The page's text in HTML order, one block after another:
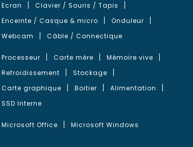
Ecran
Clavier / Souris / Tapis
Enceinte / Casque & micro
Onduleur
Webcam
Câble / Connectique
Processeur Carte mère
Mémoire vive
Refroidissement
Stockage
Carte graphique
Boitier
Alimentation
SSD Interne
Microsoft Office Microsoft Windows